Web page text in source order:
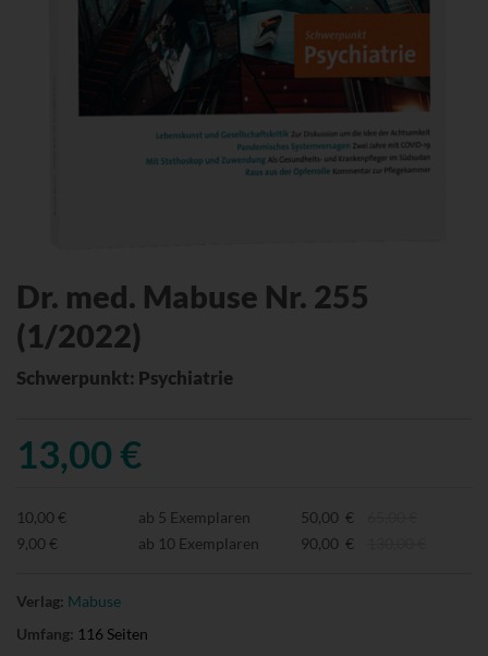
Dr. med. Mabuse Nr. 255
(1/2022)
Schwerpunkt: Psychiatrie
13,00 €
10,00 € ab 5 Exemplaren 50,00 €
9,00 €
ab 10 Exemplaren 90,00 €
Verlag: Mabuse
Umfang: 116 Seiten